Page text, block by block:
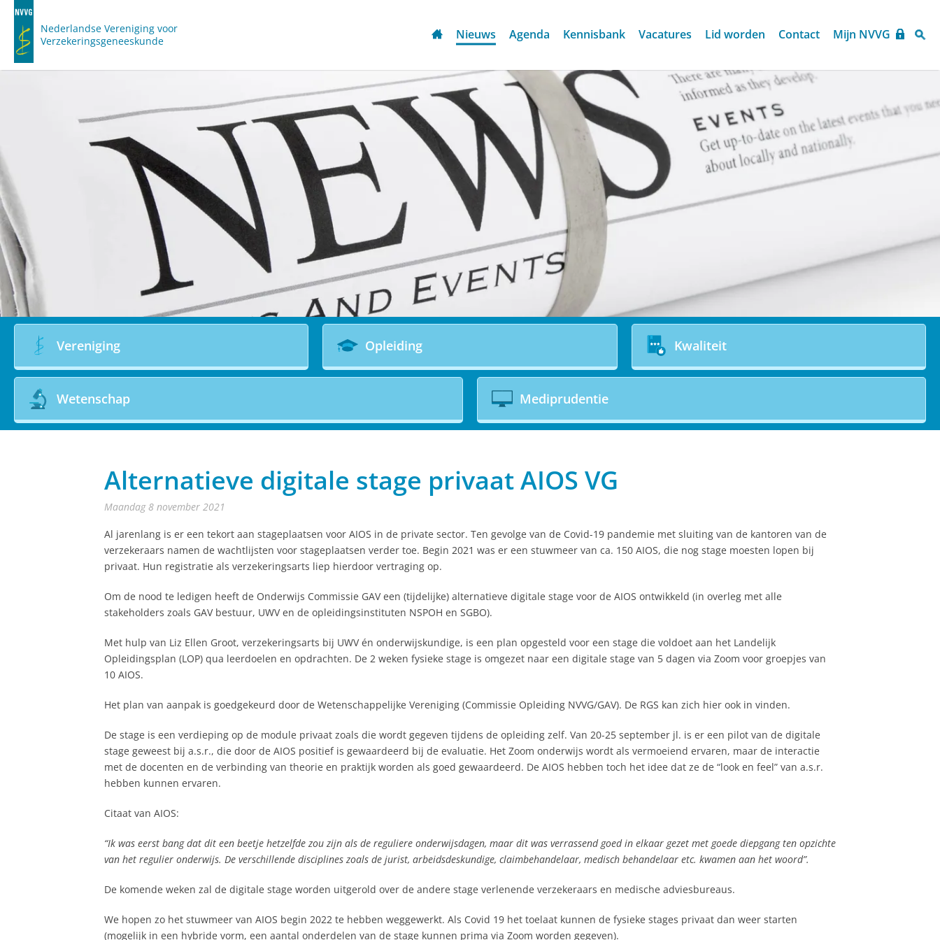
Nederlandse Vereniging voor
Verzekeringsgeneeskunde
Nieuws Agenda Kennisbank Vacatures Lid worden Contact Mijn NVVG
Vereniging Opleiding Kwaliteit
Wetenschap Mediprudentie
Alternatieve digitale stage privaat AIOS VG
maandag 8 november 2021
Al jarenlang is er een tekort aan stageplaatsen voor AIOS in de private sector. Ten gevolge van de Covid-19 pandemie met sluiting van de kantoren van de
verzekeraars namen de wachtlijsten voor stageplaatsen verder toe. Begin 2021 was er een stuwmeer van ca. 150 AIOS, die nog stage moesten lopen bij
privaat. Hun registratie als verzekeringsarts liep hierdoor vertraging op.
Om de nood te ledigen heeft de Onderwijs Commissie GAV een (tijdelijke) alternatieve digitale stage voor de AIOS ontwikkeld (in overleg met alle
stakeholders zoals GAV bestuur, UWV en de opleidingsinstituten NSPOH en SGBO).
Met hulp van Liz Ellen Groot, verzekeringsarts bij UWV én onderwijskundige, is een plan opgesteld voor een stage die voldoet aan het Landelijk
Opleidingsplan (LOP) qua leerdoelen en opdrachten. De 2 weken fysieke stage is omgezet naar een digitale stage van 5 dagen via Zoom voor groepjes van
10 AIOS.
Het plan van aanpak is goedgekeurd door de Wetenschappelijke Vereniging (Commissie Opleiding NVVG/GAV). De RGS kan zich hier ook in vinden.
De stage is een verdieping op de module privaat zoals die wordt gegeven tijdens de opleiding zelf. Van 20-25 september jl. is er een pilot van de digitale
stage geweest bij a.s.r., die door de AIOS positief is gewaardeerd bij de evaluatie. Het Zoom onderwijs wordt als vermoeiend ervaren, maar de interactie
met de docenten en de verbinding van theorie en praktijk worden als goed gewaardeerd. De AIOS hebben toch het idee dat ze de “look en feel” van a.s.r.
hebben kunnen ervaren.
Citaat van AIOS:
“Ik was eerst bang dat dit een beetje hetzelfde zou zijn als de reguliere onderwijsdagen, maar dit was verrassend goed in elkaar gezet met goede diepgang ten opzichte
van het regulier onderwijs. De verschillende disciplines zoals de jurist, arbeidsdeskundige, claimbehandelaar, medisch behandelaar etc. kwamen aan het woord”.
De komende weken zal de digitale stage worden uitgerold over de andere stage verlenende verzekeraars en medische adviesbureaus.
We hopen zo het stuwmeer van AIOS begin 2022 te hebben weggewerkt. Als Covid 19 het toelaat kunnen de fysieke stages privaat dan weer starten
(mogelijk in een hybride vorm, een aantal onderdelen van de stage kunnen prima via Zoom worden gegeven).